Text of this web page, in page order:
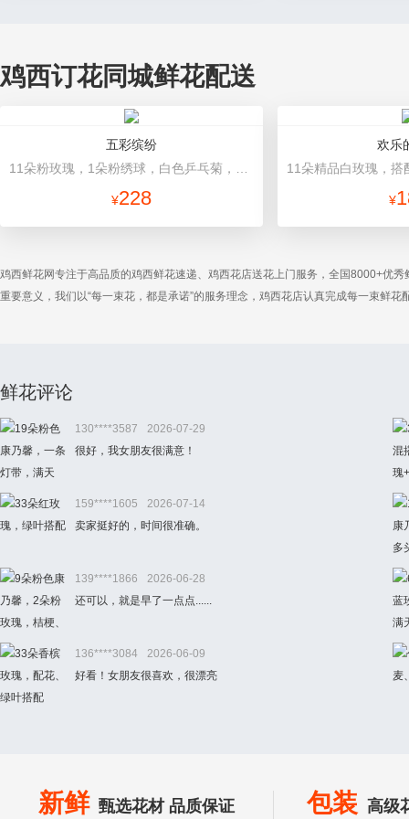
鸡西订花同城鲜花配送
五彩缤纷
¥228
欢乐
¥
鸡西鲜花网专注于高品质的鸡西鲜花速递、鸡西花店送花上门服务，全国8000+优
重要意义，我们以“每一束花，都是承诺”的服务理念，鸡西花店认真完成每一束鲜
鲜花评论
130****3587
2026-07-29
很好，我女朋友很满意！
159****1605
2026-07-14
卖家挺好的，时间很准确。
139****1866
2026-06-28
还可以，就是早了一点点......
136****3084
2026-06-09
好看！女朋友很喜欢，很漂亮
新鲜 甄选花材 品质保证 包装 高级